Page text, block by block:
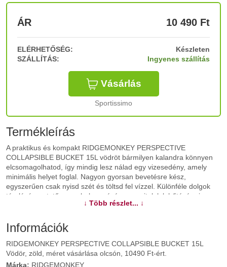
ÁR 10 490 Ft
ELÉRHETŐSÉG:
Készleten
SZÁLLÍTÁS:
Ingyenes szállítás
Vásárlás
Sportissimo
Termékleírás
A praktikus és kompakt RIDGEMONKEY PERSPECTIVE
COLLAPSIBLE BUCKET 15L vödröt bármilyen kalandra könnyen
elcsomagolhatod, így mindig lesz nálad egy vizesedény, amely
minimális helyet foglal. Nagyon gyorsan bevetésre kész,
egyszerűen csak nyisd szét és töltsd fel vízzel. Különféle dolgok
tárolására, etetőanyag bekeverésére vagy italok lehűtésére is
használhatod. Az átlátszó résznek köszönhetően mindig tudni
↓ Több részlet... ↓
Információk
RIDGEMONKEY PERSPECTIVE COLLAPSIBLE BUCKET 15L
Vödör, zöld, méret vásárlása olcsón, 10490 Ft-ért.
Márka: RIDGEMONKEY